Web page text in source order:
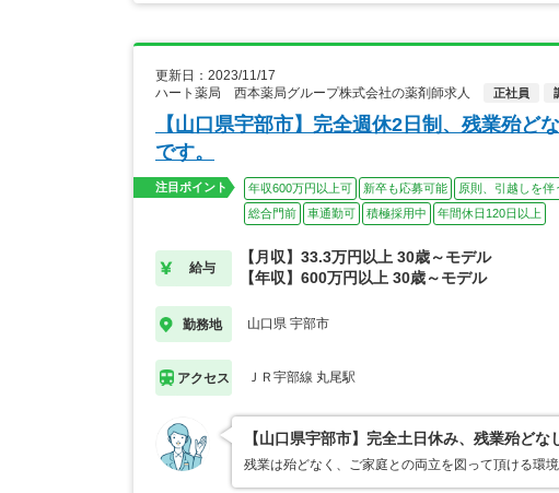
更新日：2023/11/17
ハート薬局 西本薬局グループ株式会社の薬剤師求人
正社員
【山口県宇部市】完全週休2日制、残業殆ど
です。
注目ポイント 年収600万円以上可 新卒も応募可能 原則、引越しを伴
総合門前
車通勤可 積極採用中 年間休日120日以上
給与
【月収】33.3万円以上 30歳～モデル
【年収】600万円以上 30歳～モデル
勤務地 山口県 宇部市
アクセス ＪＲ宇部線 丸尾駅
【山口県宇部市】完全土日休み、残業殆ど
残業は殆どなく、ご家庭との両立を図って頂ける環